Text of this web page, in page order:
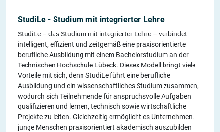
StudiLe - Studium mit integrierter Lehre
StudiLe – das Studium mit integrierter Lehre – verbindet
intelligent, effizient und zeitgemäß eine praxisorientierte
berufliche Ausbildung mit einem Bachelorstudium an der
Technischen Hochschule Lübeck. Dieses Modell bringt viele
Vorteile mit sich, denn StudiLe führt eine berufliche
Ausbildung und ein wissenschaftliches Studium zusammen,
wodurch sich Teilnehmende für anspruchsvolle Aufgaben
qualifizieren und lernen, technisch sowie wirtschaftliche
Projekte zu leiten. Gleichzeitig ermöglicht es Unternehmen,
junge Menschen praxisorientiert akademisch auszubilden